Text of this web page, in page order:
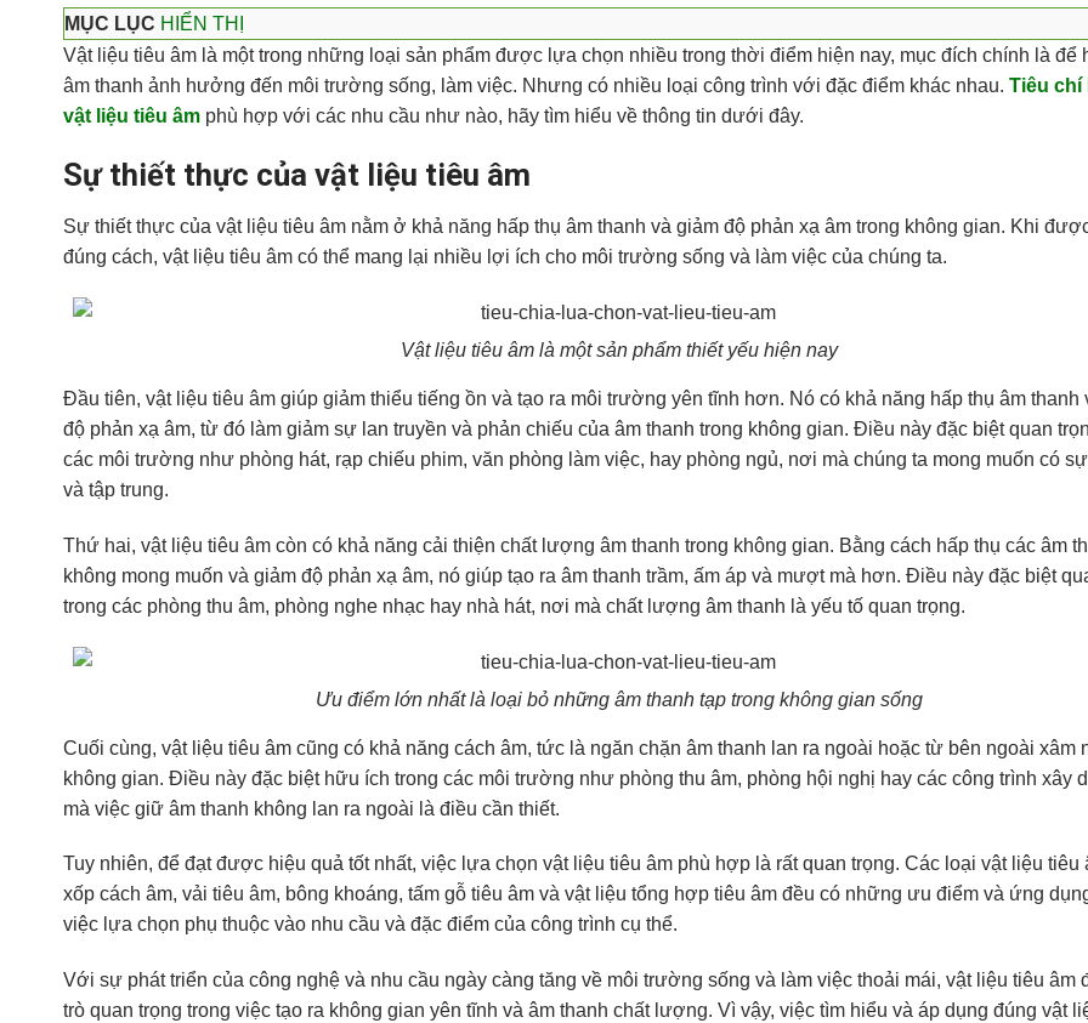
MỤC LỤC HIỂN THỊ
Vật liệu tiêu âm là một trong những loại sản phẩm được lựa chọn nhiều trong thời điểm hiện nay, mục đích chính là để
âm thanh ảnh hưởng đến môi trường sống, làm việc. Nhưng có nhiều loại công trình với đặc điểm khác nhau. Tiêu chí
vật liệu tiêu âm phù hợp với các nhu cầu như nào, hãy tìm hiểu về thông tin dưới đây.
Sự thiết thực của vật liệu tiêu âm
Sự thiết thực của vật liệu tiêu âm nằm ở khả năng hấp thụ âm thanh và giảm độ phản xạ âm trong không gian. Khi
đúng cách, vật liệu tiêu âm có thể mang lại nhiều lợi ích cho môi trường sống và làm việc của chúng ta.
Vật liệu tiêu âm là một sản phẩm thiết yếu hiện nay
Đầu tiên, vật liệu tiêu âm giúp giảm thiểu tiếng ồn và tạo ra môi trường yên tĩnh hơn. Nó có khả năng hấp thụ âm thanh
độ phản xạ âm, từ đó làm giảm sự lan truyền và phản chiếu của âm thanh trong không gian. Điều này đặc biệt quan
các môi trường như phòng hát, rạp chiếu phim, văn phòng làm việc, hay phòng ngủ, nơi mà chúng ta mong muốn có
và tập trung.
Thứ hai, vật liệu tiêu âm còn có khả năng cải thiện chất lượng âm thanh trong không gian. Bằng cách hấp thụ các âm
không mong muốn và giảm độ phản xạ âm, nó giúp tạo ra âm thanh trầm, ấm áp và mượt mà hơn. Điều này đặc biệt
trong các phòng thu âm, phòng nghe nhạc hay nhà hát, nơi mà chất lượng âm thanh là yếu tố quan trọng.
Ưu điểm lớn nhất là loại bỏ những âm thanh tạp trong không gian sống
Cuối cùng, vật liệu tiêu âm cũng có khả năng cách âm, tức là ngăn chặn âm thanh lan ra ngoài hoặc từ bên ngoài xâm
không gian. Điều này đặc biệt hữu ích trong các môi trường như phòng thu âm, phòng hội nghị hay các công trình xây
mà việc giữ âm thanh không lan ra ngoài là điều cần thiết.
Tuy nhiên, để đạt được hiệu quả tốt nhất, việc lựa chọn vật liệu tiêu âm phù hợp là rất quan trọng. Các loại vật liệu tiêu
xốp cách âm, vải tiêu âm, bông khoáng, tấm gỗ tiêu âm và vật liệu tổng hợp tiêu âm đều có những ưu điểm và ứng
việc lựa chọn phụ thuộc vào nhu cầu và đặc điểm của công trình cụ thể.
Với sự phát triển của công nghệ và nhu cầu ngày càng tăng về môi trường sống và làm việc thoải mái, vật liệu tiêu âm
trò quan trọng trong việc tạo ra không gian yên tĩnh và âm thanh chất lượng. Vì vậy, việc tìm hiểu và áp dụng đúng vật